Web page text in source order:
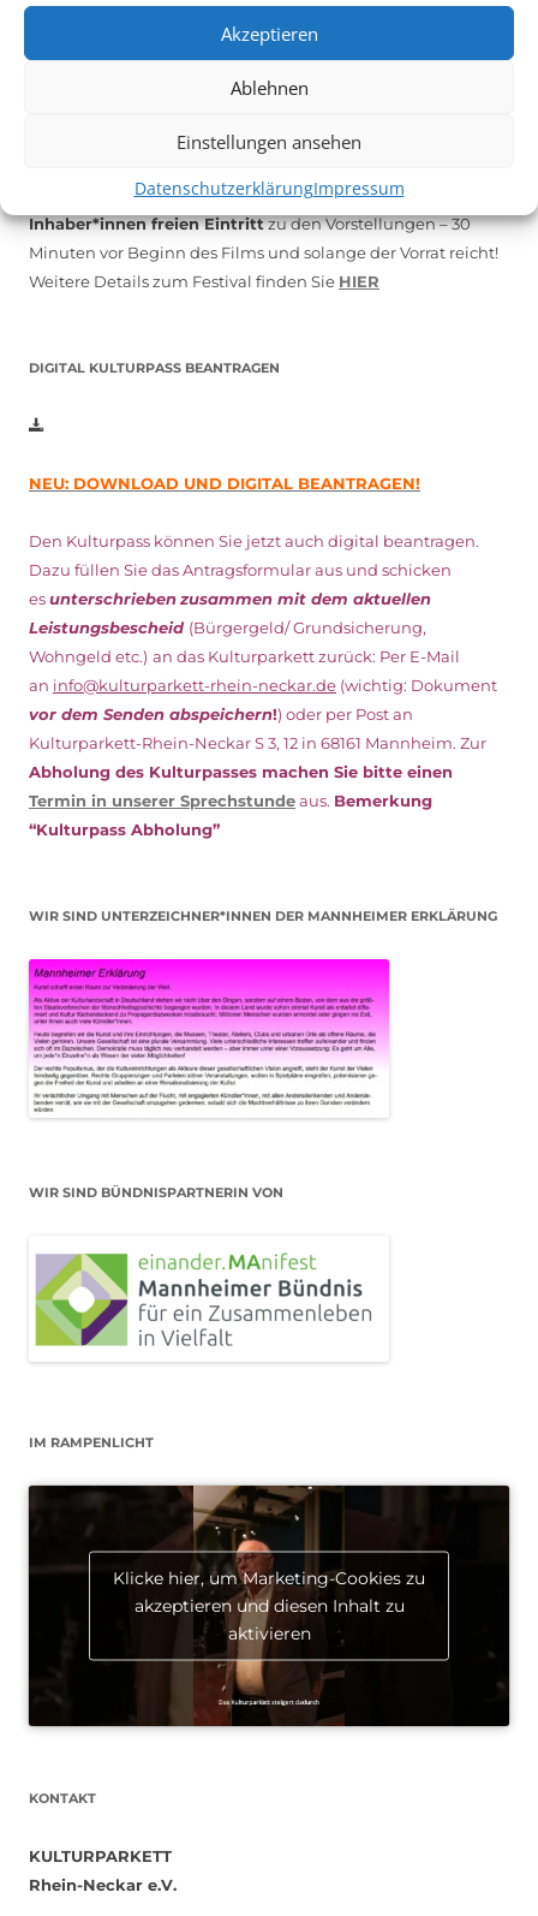
Akzeptieren
Ablehnen
Einstellungen ansehen
DatenschutzerklärungImpressum
Auch dieses Jahr findet wieder dasFestival des deutschen
Vom 19. August bist zum 9. Septemberhaben
Inhaber*innen freien Eintrittzu den Vorstellungen – 30
Minuten vor Beginn des Films und solange der Vorrat reicht!
Weitere Details zum Festival finden Sie HIER
DIGITAL KULTURPASS BEANTRAGEN
NEU: DOWNLOAD UND DIGITAL BEANTRAGEN!
Den Kulturpass können Sie jetzt auch digital beantragen.
Dazu füllen Sie das Antragsformular aus und schicken
esunterschriebenzusammen mit dem aktuellen
Leistungsbescheid (Bürgergeld/ Grundsicherung,
Wohngeld etc.) an das Kulturparkett zurück: Per E-Mail
an info@kulturparkett-rhein-neckar.de (wichtig: Dokument
vor dem Senden abspeichern!) oder per Post an
Kulturparkett-Rhein-Neckar S 3, 12 in 68161 Mannheim. Zur
Abholung des Kulturpasses machen Sie bitte einen
Termin in unserer Sprechstundeaus. Bemerkung
“Kulturpass Abholung”
WIR SIND UNTERZEICHNER*INNEN DER MANNHEIMER ERKLÄRUNG
WIR SIND BÜNDNISPARTNERIN VON
IM RAMPENLICHT
Klicke hier, um Marketing-Cookies zu
akzeptieren und diesen Inhalt zu
aktivieren
KONTAKT
KULTURPARKETT
Rhein-Neckar e.V.